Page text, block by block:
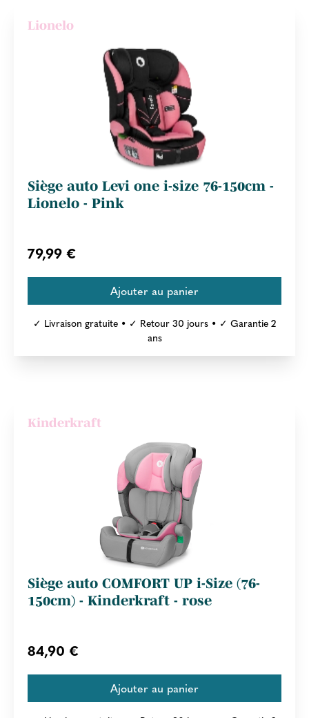
Lionelo
Siège auto Levi one i-size 76-150cm -
Lionelo - Pink
79,99 €
✓ Livraison gratuite • ✓ Retour 30 jours • ✓ Garantie 2
ans
Kinderkraft
Siège auto COMFORT UP i-Size (76-
150cm) - Kinderkraft - rose
84,90 €